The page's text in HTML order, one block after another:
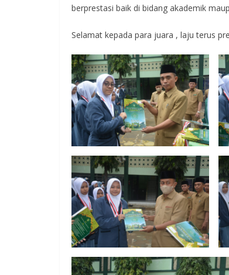
berprestasi baik di bidang akademik
Selamat kepada para juara , laju terus